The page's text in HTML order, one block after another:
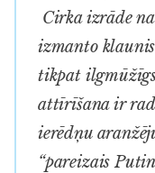
Cirka izrāde
izmanto
tikpat
attīrīšana ir
ierēdņu
“pareizais